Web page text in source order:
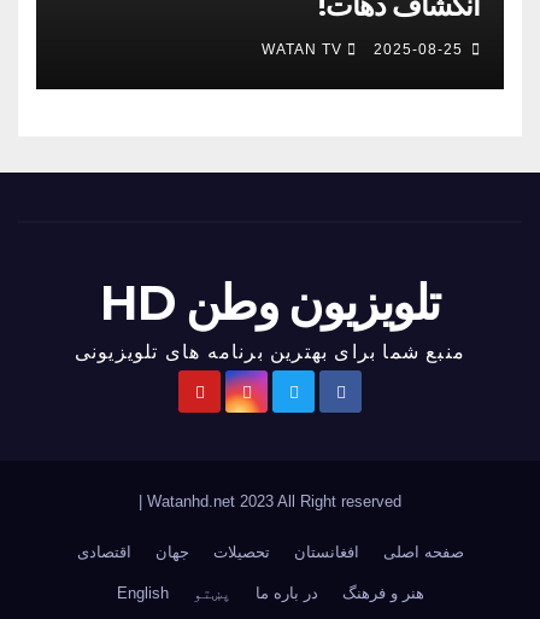
2025-08-25
WATAN TV
تلویزیون وطن HD
منبع شما برای بهترین برنامه های تلویزیونی
Watanhd.net 2023 All Right reserved
صفحه اصلی افغانستان تحصیلات جهان اقتصادی
هنر و فرهنگ در باره ما پښتو English